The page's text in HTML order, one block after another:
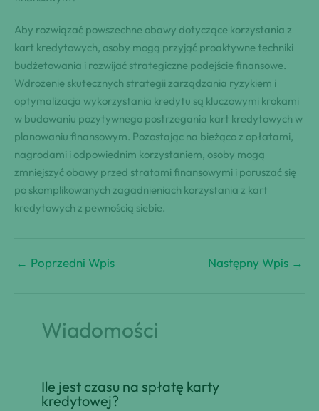
Aby rozwiązać powszechne obawy dotyczące korzystania z
kart kredytowych, osoby mogą przyjąć proaktywne techniki
budżetowania i rozwijać strategiczne podejście finansowe.
Wdrożenie skutecznych strategii zarządzania ryzykiem i
optymalizacja wykorzystania kredytu są kluczowymi krokami
w budowaniu pozytywnego postrzegania kart kredytowych w
planowaniu finansowym. Pozostając na bieżąco z opłatami,
nagrodami i odpowiednim korzystaniem, osoby mogą
zmniejszyć obawy przed stratami finansowymi i poruszać się
po skomplikowanych zagadnieniach korzystania z kart
kredytowych z pewnością siebie.
← Poprzedni Wpis Następny Wpis →
Wiadomości
Ile jest czasu na spłatę karty
kredytowej?